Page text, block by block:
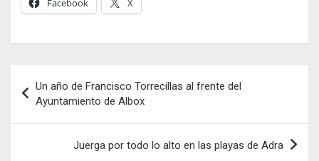
Facebook X
de
entradas
Un año de Francisco Torrecillas al frente del
Ayuntamiento de Albox
Juerga por todo lo alto en las playas de Adra